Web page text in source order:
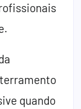
quando